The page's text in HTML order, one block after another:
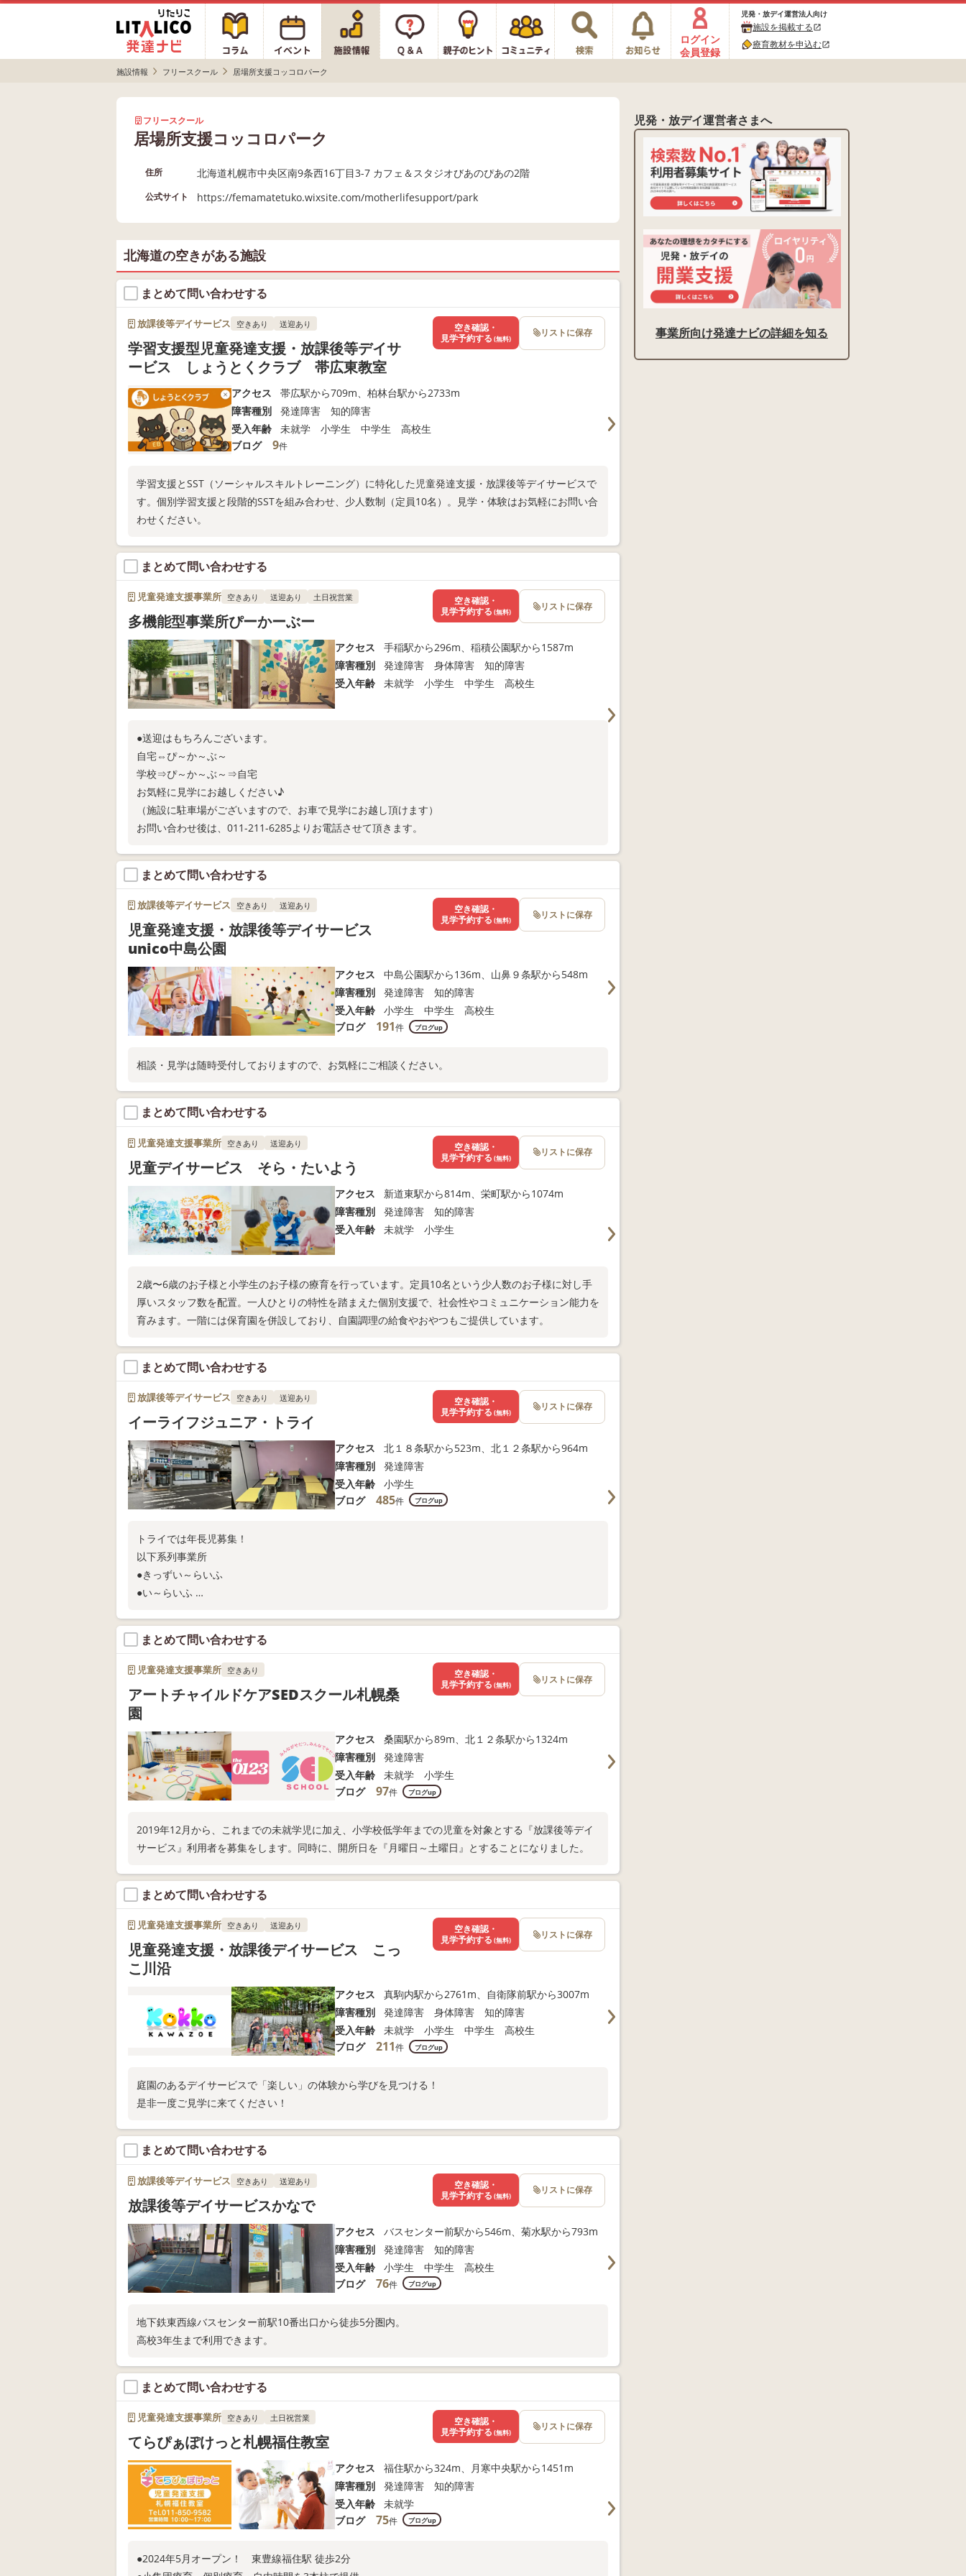
ログイン
会員登録
児発・放デイ運営法人向け
施設を掲載するopen_in_new
療育教材を申込むopen_in_new
施設情報 フリースクール 居場所支援コッコロパーク
フリースクール
居場所支援コッコロパーク
住所 北海道札幌市中央区南9条西16丁目3-7 カフェ＆スタジオびあのぴあの2階
公式サイト https://femamatetuko.wixsite.com/motherlifesupport/park
北海道の空きがある施設
まとめて問い合わせする
放課後等デイサービス 空きあり 送迎あり
学習支援型児童発達支援・放課後等デイサ
ービス しょうとくクラブ 帯広東教室
アクセス
帯広駅から709m、柏林台駅から2733m
障害種別
発達障害 知的障害
受入年齢
未就学 小学生 中学生 高校生
ブログ
9件
学習支援とSST（ソーシャルスキルトレーニング）に特化した児童発達支援・放課後等デイサービスで
す。個別学習支援と段階的SSTを組み合わせ、少人数制（定員10名）。見学・体験はお気軽にお問い合
わせください。
空き確認・
見学予約する (無料) リストに保存
まとめて問い合わせする
児童発達支援事業所 空きあり 送迎あり 土日祝営業
多機能型事業所ぴーかーぶー
アクセス
手稲駅から296m、稲積公園駅から1587m
障害種別
発達障害 身体障害 知的障害
受入年齢
未就学 小学生 中学生 高校生
●送迎はもちろんございます。
自宅⇔ぴ～か～ぶ～
学校⇒ぴ～か～ぶ～⇒自宅
お気軽に見学にお越しください♪
（施設に駐車場がございますので、お車で見学にお越し頂けます）
お問い合わせ後は、011-211-6285よりお電話させて頂きます。
空き確認・
見学予約する (無料) リストに保存
まとめて問い合わせする
放課後等デイサービス 空きあり 送迎あり
児童発達支援・放課後等デイサービス
unico中島公園
アクセス
中島公園駅から136m、山鼻９条駅から548m
障害種別
発達障害 知的障害
受入年齢
小学生 中学生 高校生
ブログ
191件 ブログup
相談・見学は随時受付しておりますので、お気軽にご相談ください。
空き確認・
見学予約する (無料) リストに保存
まとめて問い合わせする
児童発達支援事業所 空きあり 送迎あり
児童デイサービス そら・たいよう
アクセス
新道東駅から814m、栄町駅から1074m
障害種別
発達障害 知的障害
受入年齢
未就学 小学生
2歳〜6歳のお子様と小学生のお子様の療育を行っています。定員10名という少人数のお子様に対し手
厚いスタッフ数を配置。一人ひとりの特性を踏まえた個別支援で、社会性やコミュニケーション能力を
育みます。一階には保育園を併設しており、自園調理の給食やおやつもご提供しています。
空き確認・
見学予約する (無料) リストに保存
まとめて問い合わせする
放課後等デイサービス 空きあり 送迎あり
イーライフジュニア・トライ
アクセス
北１８条駅から523m、北１２条駅から964m
障害種別
発達障害
受入年齢
小学生
ブログ
485件 ブログup
トライでは年長児募集！
以下系列事業所
●きっずい～らいふ
●い～らいふ
●イーライフジュニア・プラス
●イーライフジュニア・スマイル
●イーライフジュニア・ホープ
空き確認・
見学予約する (無料) リストに保存
まとめて問い合わせする
児童発達支援事業所 空きあり
アートチャイルドケアSEDスクール札幌桑
園
アクセス
桑園駅から89m、北１２条駅から1324m
障害種別
発達障害
受入年齢
未就学 小学生
ブログ
97件 ブログup
2019年12月から、これまでの未就学児に加え、小学校低学年までの児童を対象とする『放課後等デイ
サービス』利用者を募集をします。同時に、開所日を『月曜日～土曜日』とすることになりました。
空き確認・
見学予約する (無料) リストに保存
まとめて問い合わせする
児童発達支援事業所 空きあり 送迎あり
児童発達支援・放課後デイサービス こっ
こ川沿
アクセス
真駒内駅から2761m、自衛隊前駅から3007m
障害種別
発達障害 身体障害 知的障害
受入年齢
未就学 小学生 中学生 高校生
ブログ
211件 ブログup
庭園のあるデイサービスで「楽しい」の体験から学びを見つける！
是非一度ご見学に来てください！
空き確認・
見学予約する (無料) リストに保存
まとめて問い合わせする
放課後等デイサービス 空きあり 送迎あり
放課後等デイサービスかなで
アクセス
バスセンター前駅から546m、菊水駅から793m
障害種別
発達障害 知的障害
受入年齢
小学生 中学生 高校生
ブログ
76件 ブログup
地下鉄東西線バスセンター前駅10番出口から徒歩5分圏内。
高校3年生まで利用できます。
空き確認・
見学予約する (無料) リストに保存
まとめて問い合わせする
児童発達支援事業所 空きあり 土日祝営業
てらぴぁぽけっと札幌福住教室
アクセス
福住駅から324m、月寒中央駅から1451m
障害種別
発達障害 知的障害
受入年齢
未就学
ブログ
75件 ブログup
●2024年5月オープン！ 東豊線福住駅 徒歩2分
空き確認・
見学予約する (無料) リストに保存
児発・放デイ運営者さまへ
事業所向け発達ナビの詳細を知る